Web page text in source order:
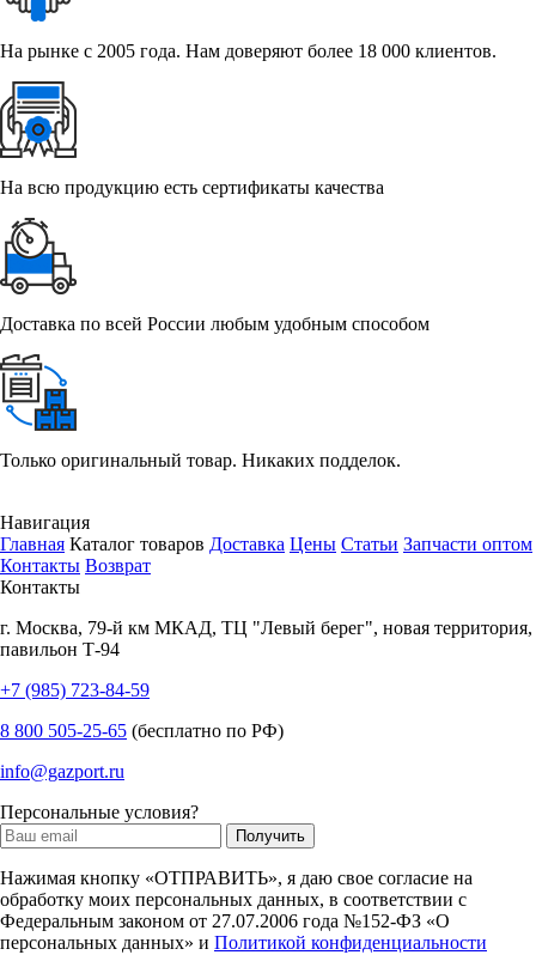
На рынке с 2005 года. Нам доверяют более 18 000 клиентов.
На всю продукцию есть сертификаты качества
Доставка по всей России любым удобным способом
Только оригинальный товар. Никаких подделок.
Навигация
Главная Каталог товаров Доставка Цены Статьи Запчасти оптом
Контакты Возврат
Контакты
г. Москва, 79-й км МКАД, ТЦ "Левый берег", новая территория,
павильон Т-94
+7 (985) 723-84-59
8 800 505-25-65 (бесплатно по РФ)
info@gazport.ru
Персональные условия?
Нажимая кнопку «ОТПРАВИТЬ», я даю свое согласие на
обработку моих персональных данных, в соответствии с
Федеральным законом от 27.07.2006 года №152-ФЗ «О
персональных данных» и Политикой конфиденциальности